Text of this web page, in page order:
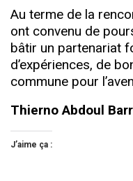
Au terme de la
ont convenu de
bâtir un partenariat
d’expériences, de
commune pour
Thierno Abdoul
J’aime ça :